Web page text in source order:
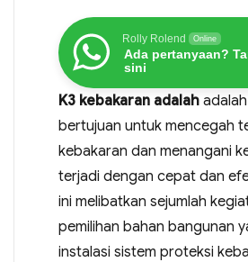
Rolly Rolend Online
Ada pertanyaan?
sini
K3 kebakaran adalah
bertujuan untuk mencegah
kebakaran dan menangani
terjadi dengan cepat dan
ini melibatkan sejumlah
pemilihan bahan bangunan
instalasi sistem proteksi